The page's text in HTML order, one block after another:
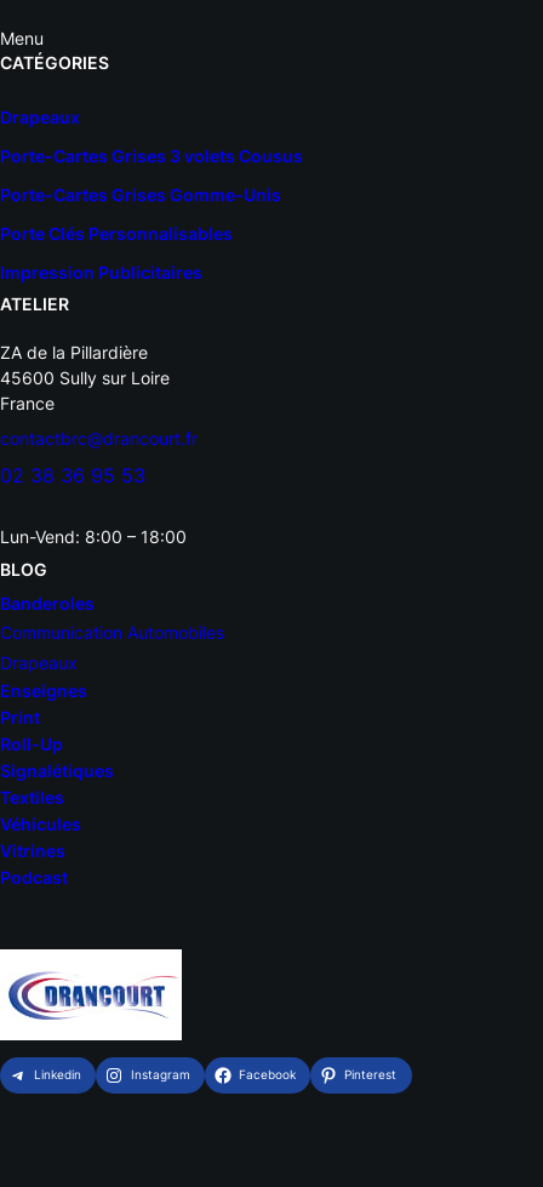
Menu
CATÉGORIES
Drapeaux
Porte-Cartes Grises 3 volets Cousus
Porte-Cartes Grises Gomme-Unis
Porte Clés Personnalisables
Impression Publicitaires
ATELIER
ZA de la Pillardière
45600 Sully sur Loire
France
contactbrc@drancourt.fr
02 38 36 95 53
Lun-Vend: 8:00 – 18:00
BLOG
Banderoles
Communication Automobiles
Drapeaux
Enseignes
Print
Roll-Up
Signalétiques
Textiles
Véhicules
Vitrines
Podcast
Linkedin Instagram Facebook Pinterest